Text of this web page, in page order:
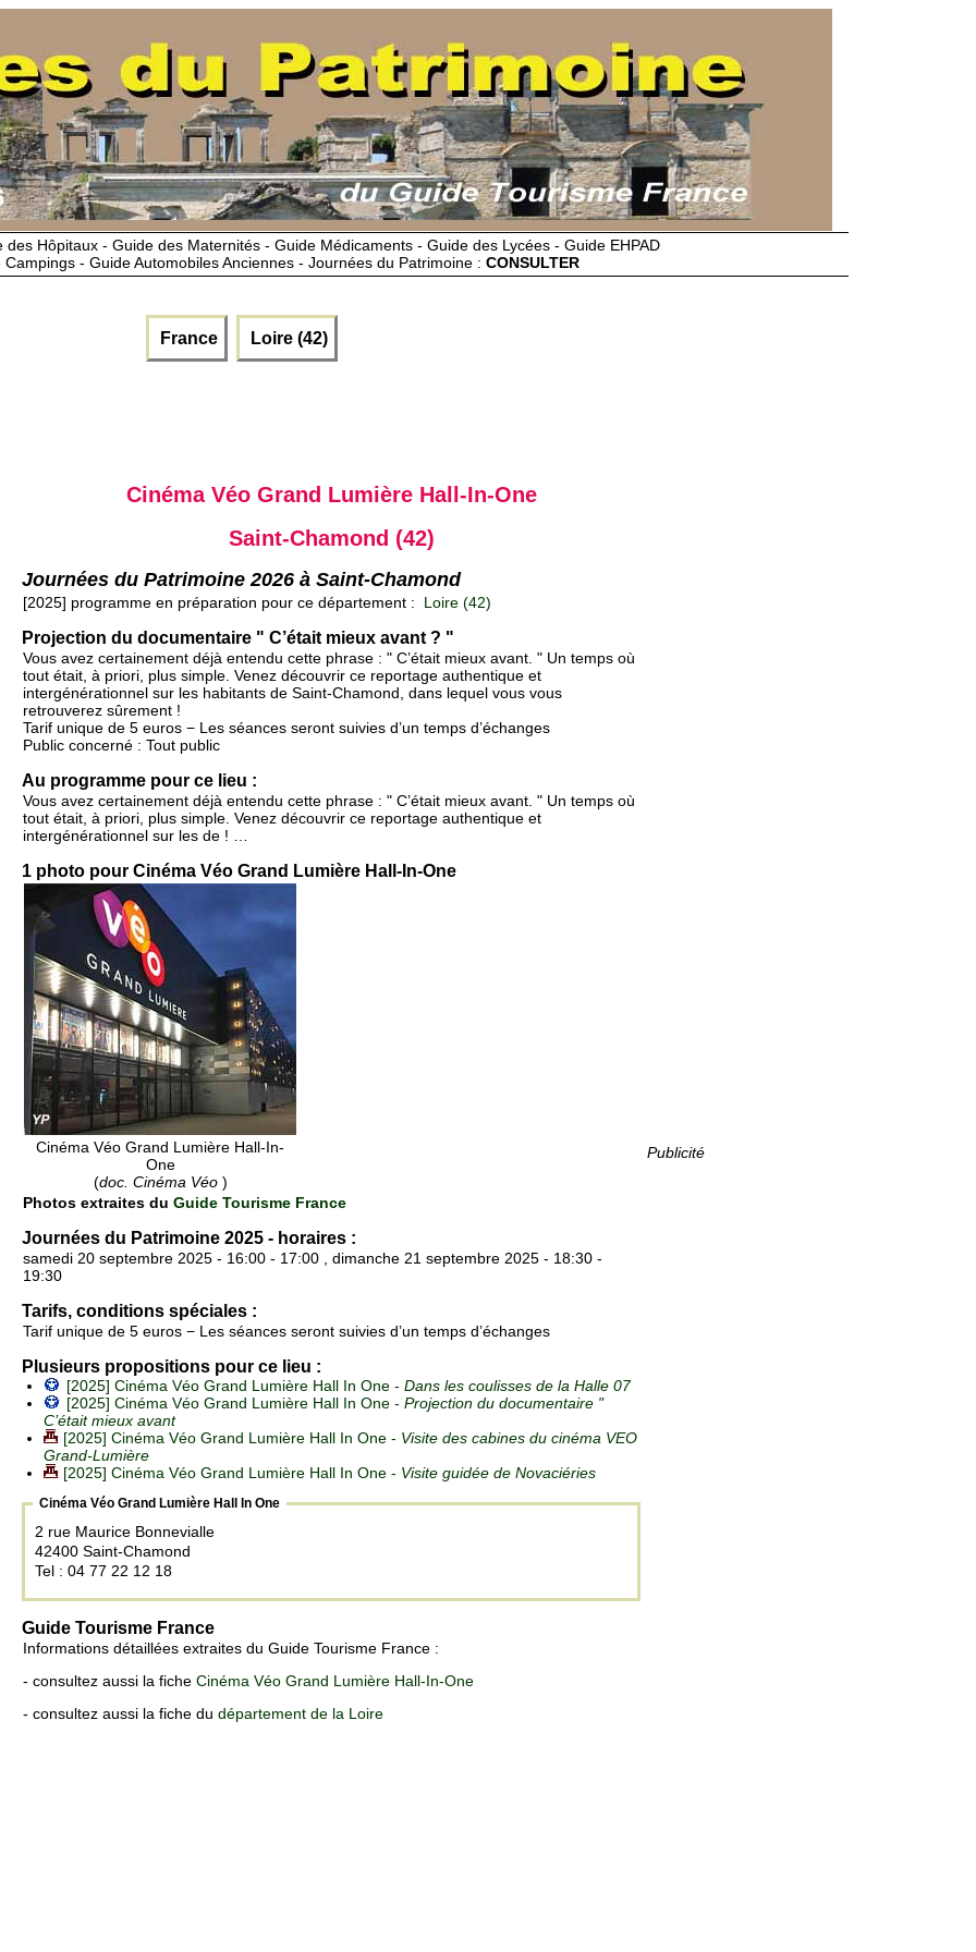
Hôpitaux - Guide des Maternités - Guide Médicaments - Guide des Lycées - Guide EHPAD
- Guide Automobiles Anciennes - Journées du Patrimoine : CONSULTER
France Loire (42)
Publicité
Cinéma Véo Grand Lumière Hall-In-One
Saint-Chamond (42)
Journées du Patrimoine 2026 à Saint-Chamond
[2025] programme en préparation pour ce département : Loire (42)
Projection du documentaire " C’était mieux avant ? "
Vous avez certainement déjà entendu cette phrase : " C’était mieux avant. " Un temps où
tout était, à priori, plus simple. Venez découvrir ce reportage authentique et
intergénérationnel sur les habitants de Saint-Chamond, dans lequel vous vous
retrouverez sûrement !
Tarif unique de 5 euros − Les séances seront suivies d’un temps d’échanges
Public concerné : Tout public
Au programme pour ce lieu :
Vous avez certainement déjà entendu cette phrase : " C’était mieux avant. " Un temps où
tout était, à priori, plus simple. Venez découvrir ce reportage authentique et
intergénérationnel sur les de ! …
1 photo pour Cinéma Véo Grand Lumière Hall-In-One
Cinéma Véo Grand Lumière Hall-In-
One
(doc. Cinéma Véo )
Photos extraites du Guide Tourisme France
Journées du Patrimoine 2025 - horaires :
samedi 20 septembre 2025 - 16:00 - 17:00 , dimanche 21 septembre 2025 - 18:30 -
19:30
Tarifs, conditions spéciales :
Tarif unique de 5 euros − Les séances seront suivies d’un temps d’échanges
Plusieurs propositions pour ce lieu :
[2025] Cinéma Véo Grand Lumière Hall In One - Dans les coulisses de la Halle 07
[2025] Cinéma Véo Grand Lumière Hall In One - Projection du documentaire "
C’était mieux avant
[2025] Cinéma Véo Grand Lumière Hall In One - Visite des cabines du cinéma VEO
Grand-Lumière
[2025] Cinéma Véo Grand Lumière Hall In One - Visite guidée de Novaciéries
Cinéma Véo Grand Lumière Hall In One
2 rue Maurice Bonnevialle
42400 Saint-Chamond
Tel : 04 77 22 12 18
Guide Tourisme France
Informations détaillées extraites du Guide Tourisme France :
- consultez aussi la fiche Cinéma Véo Grand Lumière Hall-In-One
- consultez aussi la fiche du département de la Loire